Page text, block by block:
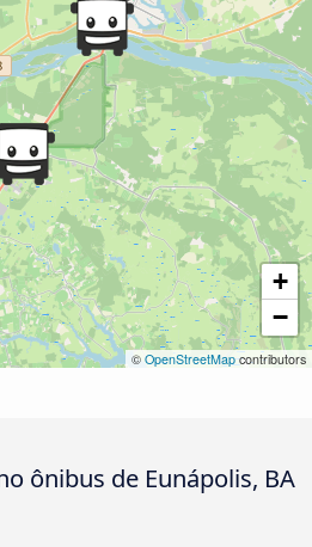
+
−
© OpenStreetMapcontributors
ônibus de Eunápolis, BA